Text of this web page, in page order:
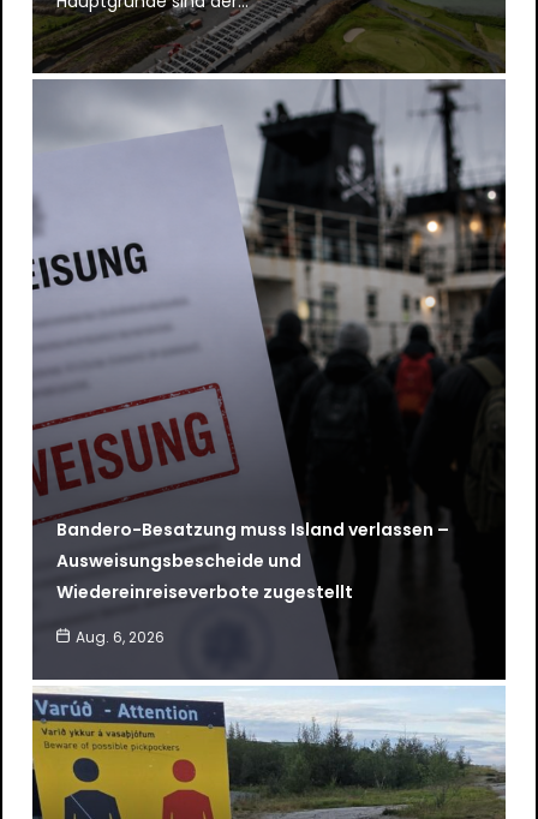
Bandero-Besatzung muss Island verlassen –
Ausweisungsbescheide und
Wiedereinreiseverbote zugestellt
Aug. 6, 2026